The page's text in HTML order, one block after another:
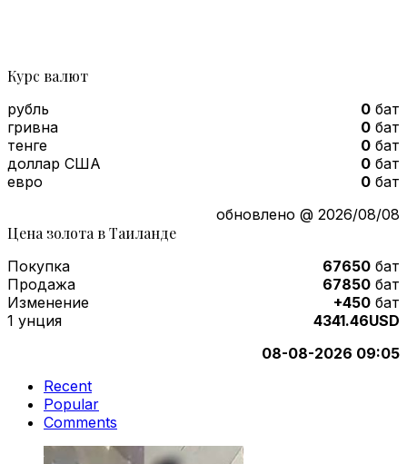
Курс валют
рубль 0 бат
гривна
0 бат
тенге
0 бат
доллар США
0 бат
евро
0 бат
обновлено @ 2026/08/08
Цена золота в Таиланде
Покупка 67650 бат
Продажа
67850 бат
Изменение
+450 бат
1 унция
4341.46USD
08-08-2026 09:05
Recent
Popular
Comments